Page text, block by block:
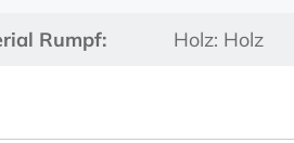
Rumpf: Holz: Holz